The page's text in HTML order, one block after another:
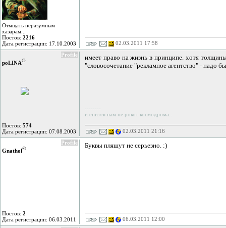
Отмщать неразумным
хазарам...
Постов: 2216
Дата регистрации: 17.10.2003
02.03.2011 17:58
Profile
poLINA©
Постов: 574
Дата регистрации: 07.08.2003
имеет право на жизнь в принципе. хотя толщины
"словосочетание "рекламное агентство" - надо
--------
и снится нам не рокот космодрома..
02.03.2011 21:16
Profile
Gnathol©
Постов: 2
Дата регистрации: 06.03.2011
Буквы пляшут не серьезно. :)
06.03.2011 12:00